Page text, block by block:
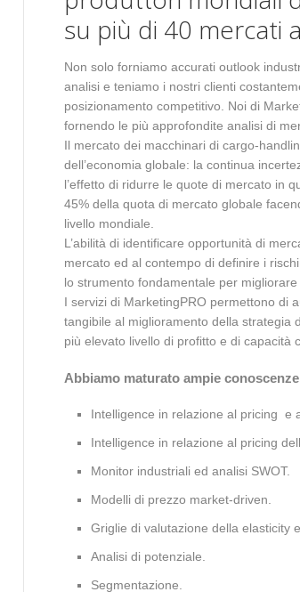
Network proprietario
MarketingPRO utilizza una rete
proprietaria di esperti ricercatori e
consulenti, selezionati, formati e
monitorati direttamente. Per scelta
strategica, non collaboriamo con
altre società esterne di servizi di
marketing, che hanno dato prova di
essere meno integrabili, flessibili e
richiesti: offriamo, invece, il controllo
processo di information scouting
(integrazione verticale degli industry
fornire un servizio accurato,
completo e dettagliato, nel pieno
Andiamo oltre le comuni informazioni
di database, mediante azioni di data
quali,
& Gds,
industry.
su più di 40 mercati
Non solo forniamo accurati outlook
analisi e teniamo i nostri clienti
posizionamento competitivo. Noi di
fornendo le più approfondite analisi di
Il mercato dei macchinari di cargo-
dell’economia globale: la continua
l’effetto di ridurre le quote di mercato in
45% della quota di mercato globale
livello mondiale.
L’abilità di identificare opportunità di
mercato ed al contempo di definire i
lo strumento fondamentale per
I servizi di MarketingPRO permettono di
tangibile al miglioramento della strategia
più elevato livello di profitto e di capacità
Abbiamo maturato ampie
Intelligence in relazione al pricing e
Intelligence in relazione al pricing
Monitor industriali ed analisi SWOT.
Modelli di prezzo market-driven.
Griglie di valutazione della elasticity
Analisi di potenziale.
Segmentazione.